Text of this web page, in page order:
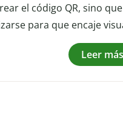
el código QR, sino
para que encaje
Leer más